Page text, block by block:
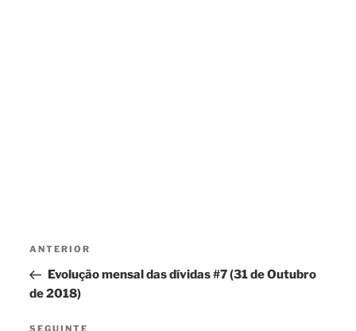
Navegação
artigos
Conteúdo
anterior
ANTERIOR
Evolução mensal das dívidas #7 (31 de Outubro
de 2018)
SEGUINTE